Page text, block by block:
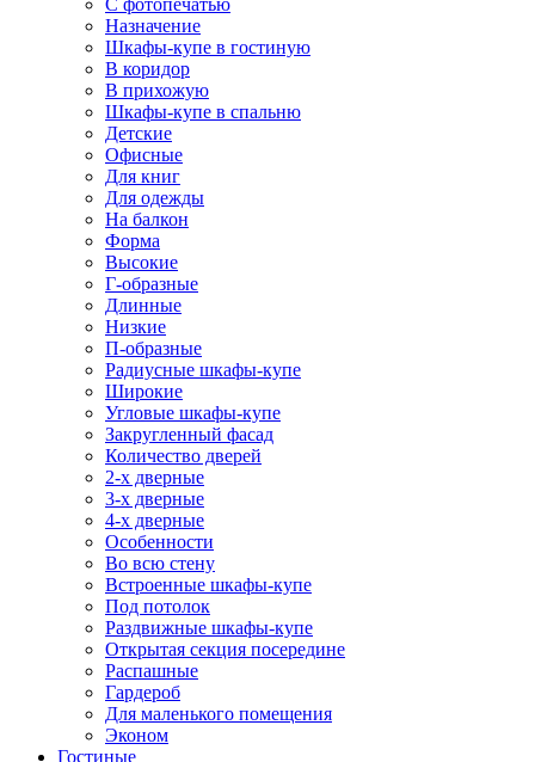
С фотопечатью
Назначение
Шкафы-купе в гостиную
В коридор
В прихожую
Шкафы-купе в спальню
Детские
Офисные
Для книг
Для одежды
На балкон
Форма
Высокие
Г-образные
Длинные
Низкие
П-образные
Радиусные шкафы-купе
Широкие
Угловые шкафы-купе
Закругленный фасад
Количество дверей
2-х дверные
3-х дверные
4-х дверные
Особенности
Во всю стену
Встроенные шкафы-купе
Под потолок
Раздвижные шкафы-купе
Открытая секция посередине
Распашные
Гардероб
Для маленького помещения
Эконом
Гостиные